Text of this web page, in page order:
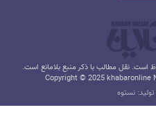
است. نقل مطالب با ذکر منبع بلامانع است.
Copyright © 2025 khabaronline
نستوه